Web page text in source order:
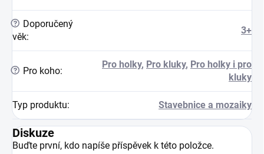
? Doporučený
věk:
3+
? Pro koho:
Pro holky, Pro kluky, Pro holky i pro
kluky
Typ produktu: Stavebnice a mozaiky
Diskuze
Buďte první, kdo napíše příspěvek k této položce.